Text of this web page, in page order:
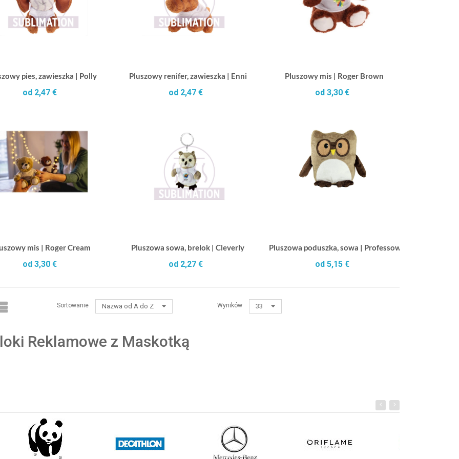
pies, zawieszka | Polly
od 2,47 €
Pluszowy renifer, zawieszka | Enni
od 2,47 €
Pluszowy mis | Roger Brown
od 3,30 €
mis | Roger Cream
od 3,30 €
Pluszowa sowa, brelok | Cleverly
od 2,27 €
Pluszowa poduszka, sowa | Professowl
od 5,15 €
Sortowanie Nazwa od A do Z Wyników 33
Reklamowe z Maskotką